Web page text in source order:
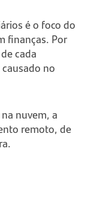
é o foco do
finanças. Por
cada
no
nuvem, a
remoto, de